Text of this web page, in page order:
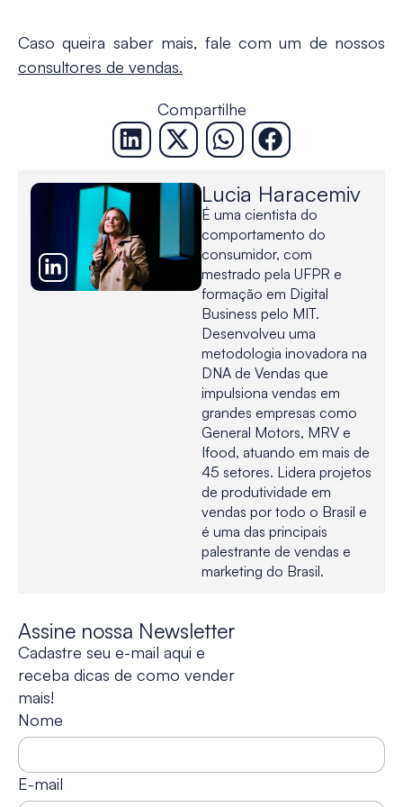
Caso queira saber mais, fale com um de nossos
consultores de vendas.
Compartilhe
Lucia Haracemiv
É uma cientista do
comportamento do
consumidor, com
mestrado pela UFPR e
formação em Digital
Business pelo MIT.
Desenvolveu uma
metodologia inovadora na
DNA de Vendas que
impulsiona vendas em
grandes empresas como
General Motors, MRV e
Ifood, atuando em mais de
45 setores. Lidera projetos
de produtividade em
vendas por todo o Brasil e
é uma das principais
palestrante de vendas e
marketing do Brasil.
Assine nossa Newsletter
Cadastre seu e-mail aqui e
receba dicas de como vender
mais!
Nome
E-mail